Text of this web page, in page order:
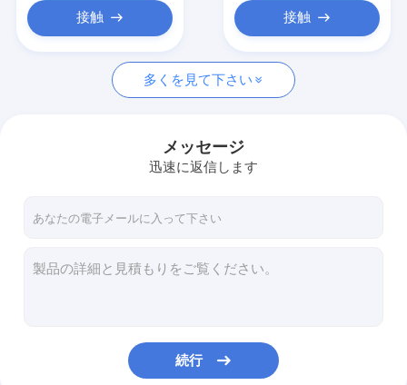
DTF印刷材料
オフセット印刷フィルム
サブライメーション印刷材料
接触 接触
多くを見て下さい
メッセージ
迅速に返信します
続行